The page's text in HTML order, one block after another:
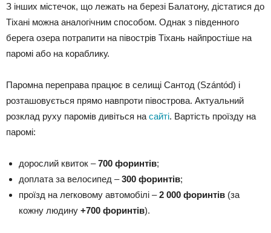
З інших містечок, що лежать на березі Балатону, дістатися до
Тіхані можна аналогічним способом. Однак з південного
берега озера потрапити на півострів Тіхань найпростіше на
паромі або на кораблику.
Паромна переправа працює в селищі Сантод (Szántód) і
розташовується прямо навпроти півострова. Актуальний
розклад руху паромів дивіться на сайті. Вартість проїзду на
паромі:
дорослий квиток –700 форинтів;
доплата за велосипед –300 форинтів;
проїзд на легковому автомобілі –2 000 форинтів (за
кожну людину +700 форинтів).